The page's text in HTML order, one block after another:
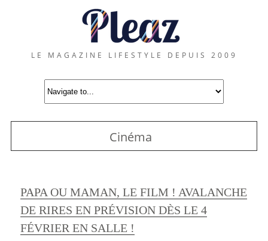
LE MAGAZINE LIFESTYLE DEPUIS 2009
Cinéma
PAPA OU MAMAN, LE FILM ! AVALANCHE
DE RIRES EN PRÉVISION DÈS LE 4
FÉVRIER EN SALLE !